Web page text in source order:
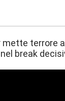
mette terrore
break